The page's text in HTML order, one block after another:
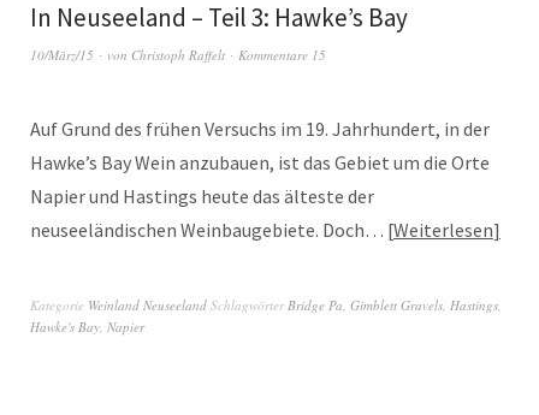
In Neuseeland – Teil 3: Hawke’s Bay
10/März/15 von Christoph Raffelt Kommentare 15
Auf Grund des frühen Versuchs im 19. Jahrhundert, in der
Hawke’s Bay Wein anzubauen, ist das Gebiet um die Orte
Napier und Hastings heute das älteste der
neuseeländischen Weinbaugebiete. Doch… Weiterlesen
Kategorie Weinland Neuseeland SchlagwörterBridge Pa, Gimblett Gravels, Hastings,
Hawke's Bay, Napier